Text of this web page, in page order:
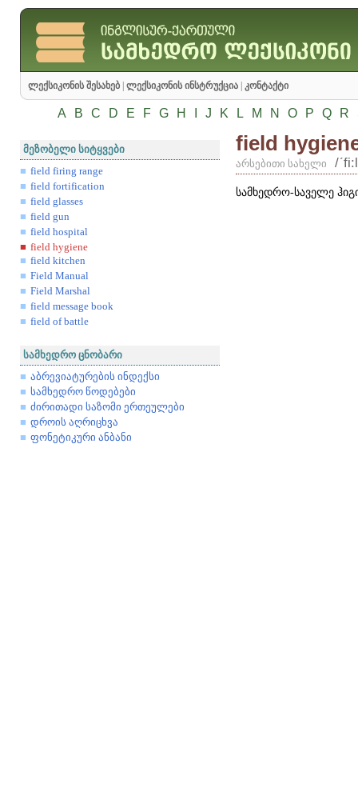
ლექსიკონის შესახებ ლექსიკონის ინსტრუქცია კონტაქტი
A B C D E F G H J K L M N O P Q R
მეზობელი სიტყვები
field firing range
field fortification
field glasses
field gun
field hospital
field hygiene
field kitchen
Field Manual
Field Marshal
field message book
field of battle
სამხედრო ცნობარი
აბრევიატურების ინდექსი
სამხედრო წოდებები
ძირითადი საზომი ერთეულები
დროის აღრიცხვა
ფონეტიკური ანბანი
field
არსებითი სახელი /
სამხედრო-საველე